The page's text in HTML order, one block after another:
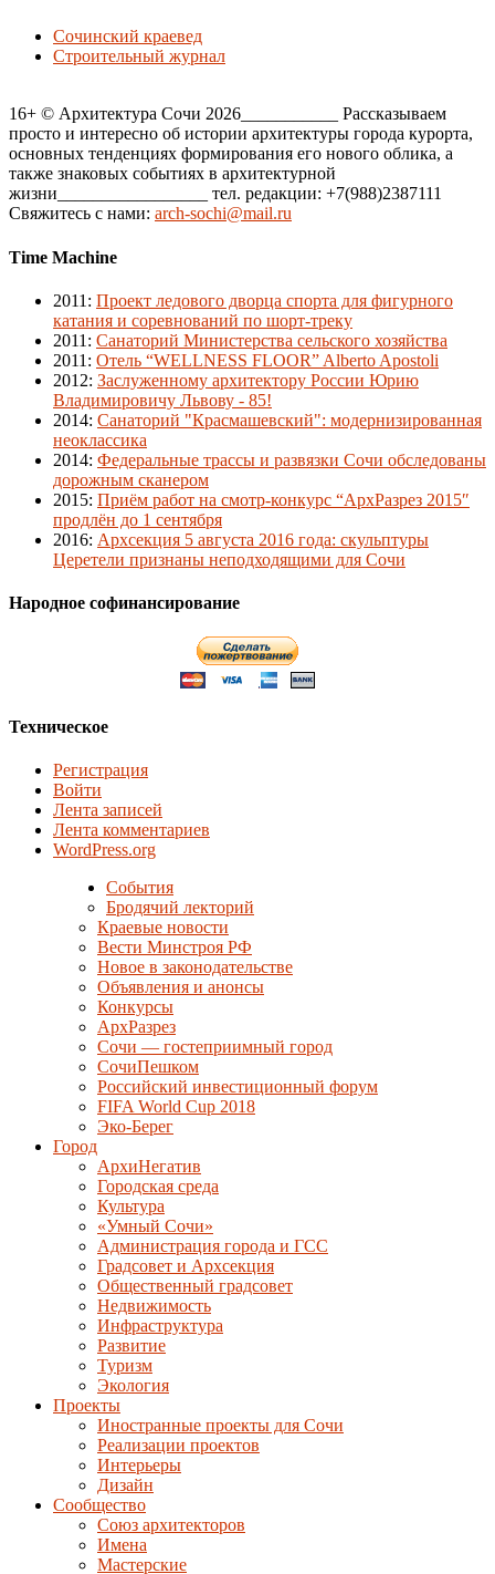
Сочинский краевед
Строительный журнал
16+ © Архитектура Сочи 2026___________ Рассказываем
просто и интересно об истории архитектуры города курорта,
основных тенденциях формирования его нового облика, а
также знаковых событиях в архитектурной
жизни_________________ тел. редакции: +7(988)2387111
Свяжитесь с нами: arch-sochi@mail.ru
Time Machine
2011 : Проект ледового дворца спорта для фигурного
катания и соревнований по шорт-треку
2011 : Санаторий Министерства сельского хозяйства
2011 : Отель “WELLNESS FLOOR” Alberto Apostoli
2012: Заслуженному архитектору России Юрию
Владимировичу Львову - 85!
2014: Санаторий "Красмашевский": модернизированная
неоклассика
2014: Федеральные трассы и развязки Сочи обследованы
дорожным сканером
2015: Приём работ на смотр-конкурс “АрхРазрез 2015″
продлён до 1 сентября
2016: Архсекция 5 августа 2016 года: скульптуры
Церетели признаны неподходящими для Сочи
Народное софинансирование
Техническое
Регистрация
Войти
Лента записей
Лента комментариев
WordPress.org
События
Бродячий лекторий
Краевые новости
Вести Минстроя РФ
Новое в законодательстве
Объявления и анонсы
Конкурсы
АрхРазрез
Сочи — гостеприимный город
СочиПешком
Российский инвестиционный форум
FIFA World Cup 2018
Эко-Берег
Город
АрхиНегатив
Городская среда
Культура
«Умный Сочи»
Администрация города и ГСС
Градсовет и Архсекция
Общественный градсовет
Недвижимость
Инфраструктура
Развитие
Туризм
Экология
Проекты
Иностранные проекты для Сочи
Реализации проектов
Интерьеры
Дизайн
Сообщество
Союз архитекторов
Имена
Мастерские